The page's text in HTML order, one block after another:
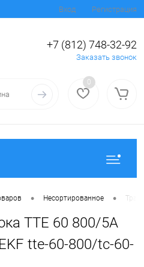
Вход Регистрация
+7 (812) 748-32-92
Заказать звонок
0
• Несортированное •
ТТЕ 60 800/5А
tte-60-800/tc-60-